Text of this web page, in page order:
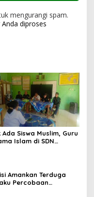
mengurangi spam.
diproses
Ada Siswa Muslim, Guru
Islam di SDN
Amankan Terduga
Percobaan